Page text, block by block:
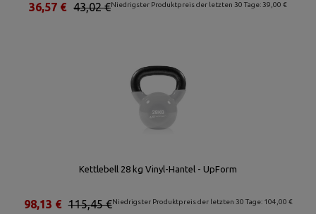
Niedrigster Produktpreis der letzten 30 Tage: 39,00 €
43,02 €
36,57 €
Kettlebell 28 kg Vinyl-Hantel - UpForm
Niedrigster Produktpreis der letzten 30 Tage: 104,00 €
115,45 €
98,13 €